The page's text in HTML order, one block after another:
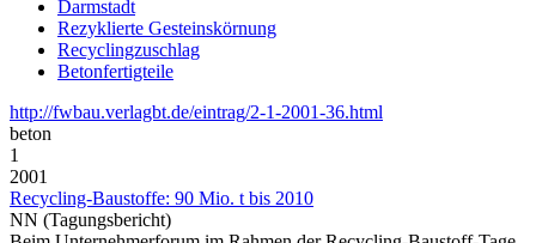
Darmstadt
Rezyklierte Gesteinskörnung
Recyclingzuschlag
Betonfertigteile
http://fwbau.verlagbt.de/eintrag/2-1-2001-36.html
beton
1
2001
Recycling-Baustoffe: 90 Mio. t bis 2010
NN (Tagungsbericht)